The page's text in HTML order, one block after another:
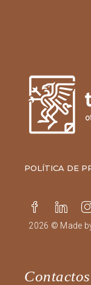
POLÍTICA DE
2026 © Made
Contactos